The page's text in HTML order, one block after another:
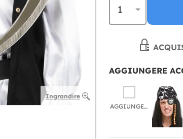
Ingrandire
AGGIUNGERE
AGGIUNGERE